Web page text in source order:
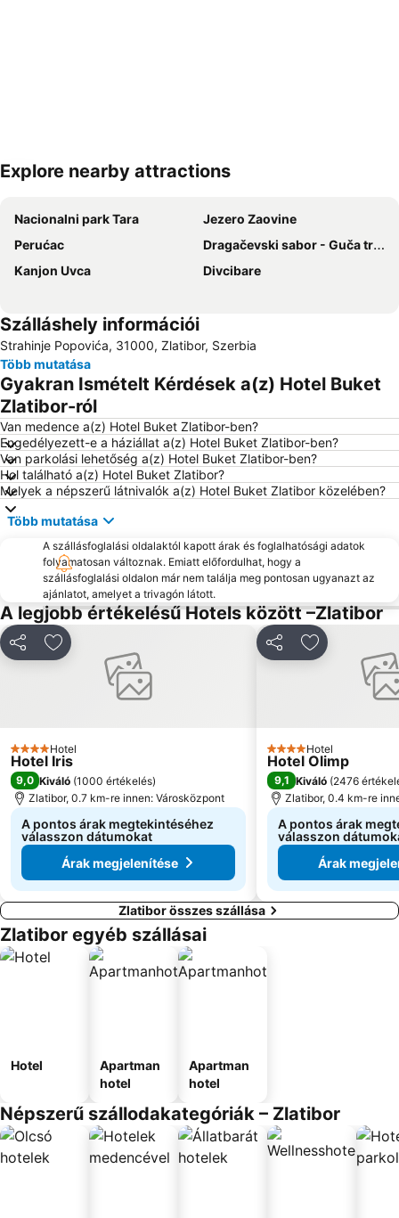
Nagy méretű térkép
Explore nearby attractions
Nacionalni park Tara
Jezero Zaovine
Perućac
Dragačevski sabor - Guča trumpet festival
Kanjon Uvca
Divcibare
Szálláshely információi
Strahinje Popovića, 31000, Zlatibor, Szerbia
Több mutatása
Gyakran Ismételt Kérdések a(z) Hotel Buket
Zlatibor-ról
Van medence a(z) Hotel Buket Zlatibor-ben?
Engedélyezett-e a háziállat a(z) Hotel Buket Zlatibor-ben?
Van parkolási lehetőség a(z) Hotel Buket Zlatibor-ben?
Hol található a(z) Hotel Buket Zlatibor?
Melyek a népszerű látnivalók a(z) Hotel Buket Zlatibor közelében?
Több mutatása
A szállásfoglalási oldalaktól kapott árak és foglalhatósági adatok
folyamatosan változnak. Emiatt előfordulhat, hogy a
szállásfoglalási oldalon már nem találja meg pontosan ugyanazt az
ajánlatot, amelyet a trivagón látott.
A legjobb értékelésű Hotels között –Zlatibor
MegosztásHozzáadás a kedvencekhez
4 Kategória
Hotel
Hotel Iris
9,0 Kiváló (1000 értékelés)
Zlatibor, 0.7 km-re innen: Városközpont
A pontos árak megtekintéséhez
válasszon dátumokat
Árak megjelenítése
MegosztásHozzáadás
4 Kategória
Hotel
Hotel Olimp
9,1 Kiváló (2476
Zlatibor, 0.4 km-re
A pontos árak
válasszon
Árak
Zlatibor összes szállása
Zlatibor egyéb szállásai
Hotel
Apartman
hotel
Apartman
hotel
Népszerű szállodakategóriák – Zlatibor